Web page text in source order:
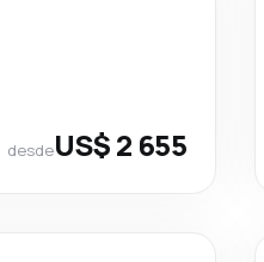
desdeUS$ 2 655